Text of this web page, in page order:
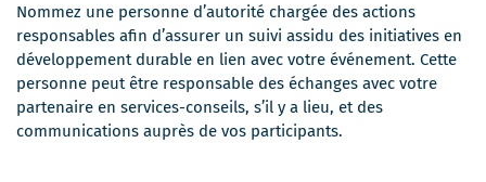
Nommez une personne d’autorité chargée des actions
responsables afin d’assurer un suivi assidu des initiatives en
développement durable en lien avec votre événement. Cette
personne peut être responsable des échanges avec votre
partenaire en services-conseils, s’il y a lieu, et des
communications auprès de vos participants.